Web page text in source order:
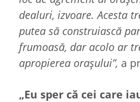
dealuri, izvoare. Acesta
putea să construiască
frumoasă, dar acolo ar
apropierea orașului”, a
„Eu sper că cei care